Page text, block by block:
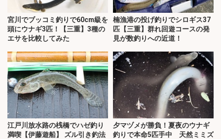
宮川でブッコミ釣りで60cm級を
頭にウナギ3匹！【三重】3種の
エサを比較してみた
楠漁港の投げ釣りでシロギス37
匹【三重】群れ回遊コースの発
見が数釣りへの近道！
江戸川放水路の桟橋でハゼ釣り
満喫【伊藤遊船】 ズル引き釣法
夕マヅメが勝負！夏夜のウナギ
釣りで本命5匹手中 天然ミミズ